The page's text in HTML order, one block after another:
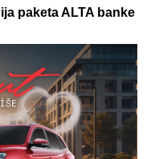
paketa ALTA banke